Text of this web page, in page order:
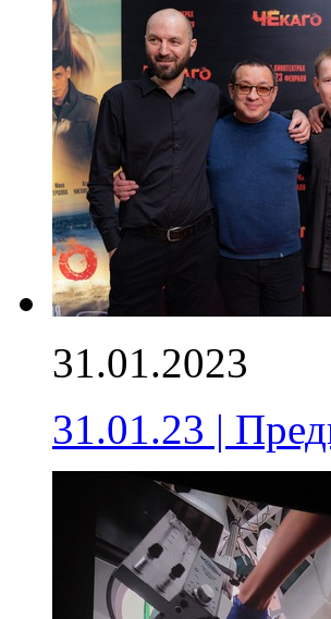
31.01.2023
31.01.23 |